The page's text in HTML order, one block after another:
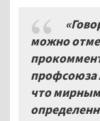
можно
профсоюза
что мирным